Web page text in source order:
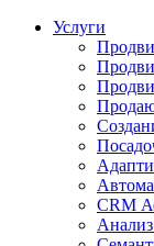
Услуги
CRM